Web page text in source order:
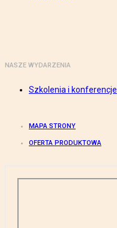
NASZE WYDARZENIA
Szkolenia i konferencje
MAPA STRONY
OFERTA PRODUKTOWA